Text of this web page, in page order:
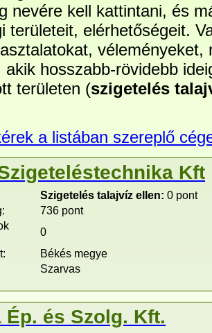
nevére kell kattintani, és
területeit, elérhetőségeit.
véleményeket,
akik hosszabb-rövidebb
területen (szigetelés
a listában szereplő
Kft
Szigetelés talajvíz ellen: 0 pont
736 pont
0
Békés megye
Szarvas
Ép. és Szolg. Kft.